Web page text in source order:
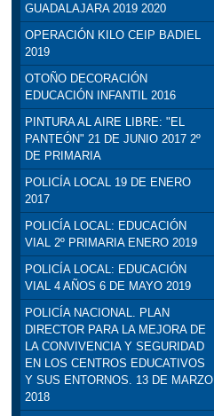
GUADALAJARA 2019 2020
OPERACIÓN KILO CEIP BADIEL
2019
OTOÑO DECORACIÓN
EDUCACIÓN INFANTIL 2016
PINTURA AL AIRE LIBRE: "EL
PANTEÓN" 21 DE JUNIO 2017 2º
DE PRIMARIA
POLICÍA LOCAL 19 DE ENERO
2017
POLICÍA LOCAL: EDUCACIÓN
VIAL 2º PRIMARIA ENERO 2019
POLICÍA LOCAL: EDUCACIÓN
VIAL 4 AÑOS 6 DE MAYO 2019
POLICÍA NACIONAL. PLAN
DIRECTOR PARA LA MEJORA DE
LA CONVIVENCIA Y SEGURIDAD
EN LOS CENTROS EDUCATIVOS
Y SUS ENTORNOS. 13 DE MARZO
2018